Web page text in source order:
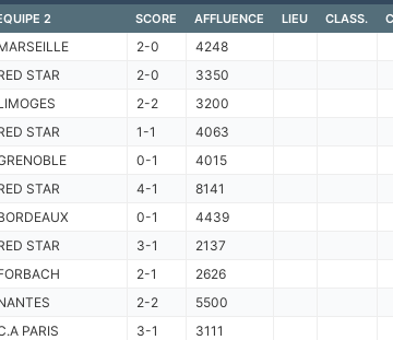
2 SCORE AFFLUENCE LIEU CLASS.
2-0
4248
STAR 2-0
3350
2-2
3200
STAR 1-1
4063
0-1
4015
STAR 4-1
8141
0-1
4439
STAR 3-1
2137
2-1
2626
2-2
5500
PARIS 3-1
3111